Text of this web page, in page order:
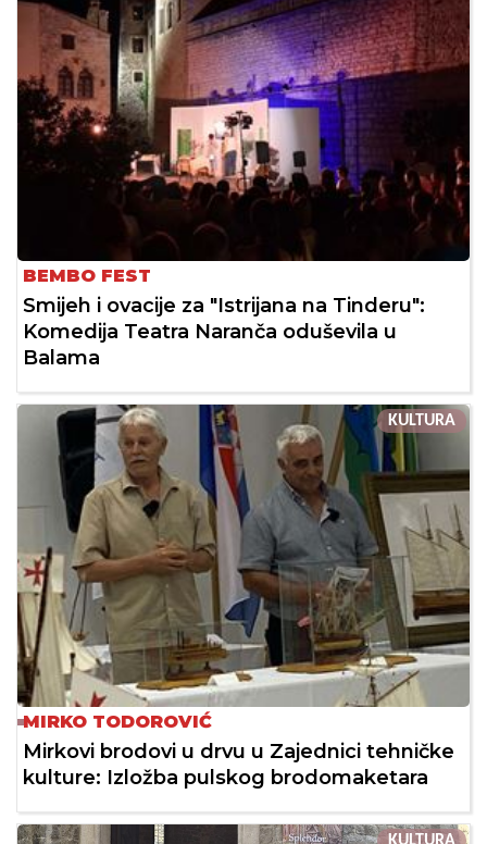
BEMBO FEST
Smijeh i ovacije za "Istrijana na Tinderu":
Komedija Teatra Naranča oduševila u
Balama
KULTURA
MIRKO TODOROVIĆ
Mirkovi brodovi u drvu u Zajednici tehničke
kulture: Izložba pulskog brodomaketara